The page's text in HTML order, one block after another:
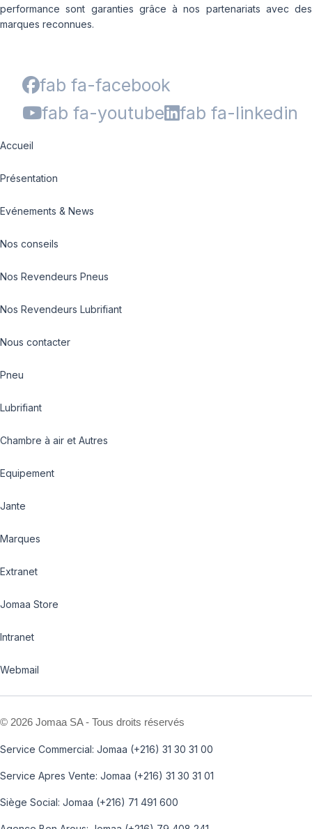
performance sont garanties grâce à nos partenariats avec des
marques reconnues.
fab fa-facebook
fab fa-youtube
fab fa-linkedin
Accueil
Présentation
Evénements & News
Nos conseils
Nos Revendeurs Pneus
Nos Revendeurs Lubrifiant
Nous contacter
Pneu
Lubrifiant
Chambre à air et Autres
Equipement
Jante
Marques
Extranet
Jomaa Store
Intranet
Webmail
© 2026 Jomaa SA - Tous droits réservés
Service Commercial: Jomaa (+216) 31 30 31 00
Service Apres Vente: Jomaa (+216) 31 30 31 01
Siège Social: Jomaa (+216) 71 491 600